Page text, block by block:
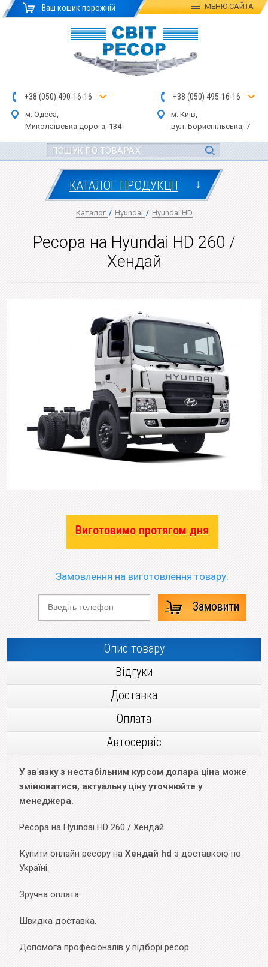
Ваш кошик порожній МЕНЮСАЙТА
+38 (050) 490-16-16
м. Одеса,
Миколаївська дорога, 134
+38 (050) 495-16-16
м. Київ,
вул. Бориспільська, 7
КАТАЛОГ ПРОДУКЦІЇ ↓
Каталог / Hyundai / Hyundai HD
Ресора на Hyundai HD 260 /
Хендай
Виготовимо протягом дня
Замовлення на виготовлення товару:
Замовити
Опис товару
Відгуки
Доставка
Оплата
Автосервіс
У зв'язку з нестабільним курсом долара ціна може
змінюватися, актуальну ціну уточнюйте у
менеджера.
Ресора на Hyundai HD 260 / Хендай
Купити онлайн ресору на Хендай hd з доставкою по
Україні.
Зручна оплата.
Швидка доставка.
Допомога професіоналів у підборі ресор.